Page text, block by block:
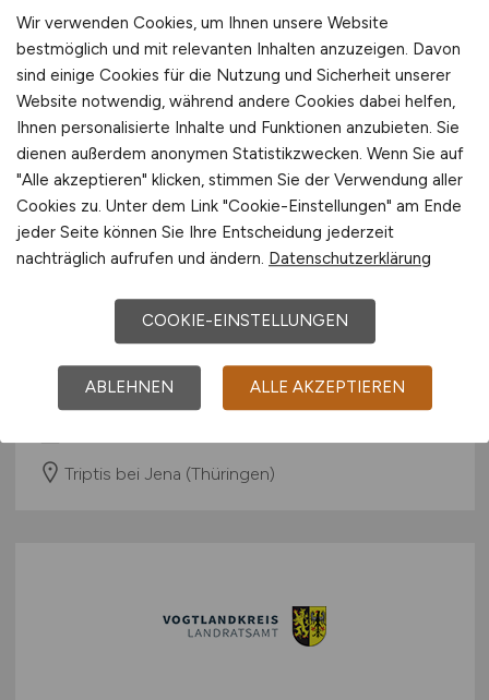
29.07.2026
Triptis bei Jena (Thüringen)
Buchhalter-in / Lohnbuchalter-in
(m/w/d)
Fliegl Fahrzeugbau GmbH
Triptis bei Jena (Thüringen)
Wir verwenden Cookies, um Ihnen unsere Website
bestmöglich und mit relevanten Inhalten anzuzeigen. Davon
sind einige Cookies für die Nutzung und Sicherheit unserer
Website notwendig, während andere Cookies dabei helfen,
Ihnen personalisierte Inhalte und Funktionen anzubieten. Sie
dienen außerdem anonymen Statistikzwecken. Wenn Sie auf
"Alle akzeptieren" klicken, stimmen Sie der Verwendung aller
Cookies zu. Unter dem Link "Cookie-Einstellungen" am Ende
jeder Seite können Sie Ihre Entscheidung jederzeit
nachträglich aufrufen und ändern. Datenschutzerklärung
COOKIE-EINSTELLUNGEN
ABLEHNEN ALLE AKZEPTIEREN